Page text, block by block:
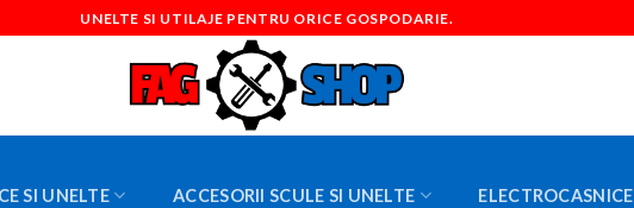
UNELTE SI UTILAJE PENTRU ORICE GOSPODARIE.
SI UNELTE ACCESORII SCULE SI UNELTE ELECTROCASNICE